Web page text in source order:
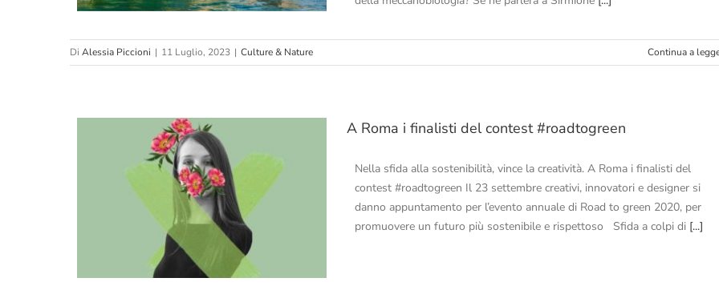
Di Alessia Piccioni | 11 Luglio, 2023 | Culture & Nature Continua a
A Roma i finalisti del contest #roadtogreen
Nella sfida alla sostenibilità, vince la creatività. A Roma i finalisti del
contest #roadtogreen Il 23 settembre creativi, innovatori e designer si
danno appuntamento per l’evento annuale di Road to green 2020, per
promuovere un futuro più sostenibile e rispettoso Sfida a colpi di [...]